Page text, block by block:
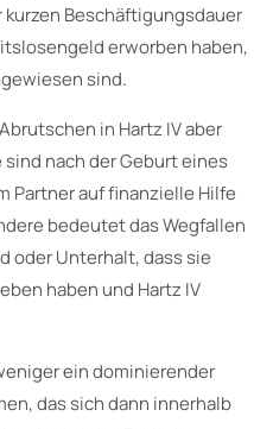
Beschäftigungsdauer
erworben haben,
sind.
in Hartz IV aber
nach der Geburt eines
Partner auf finanzielle Hilfe
bedeutet das Wegfallen
oder Unterhalt, dass sie
haben und Hartz IV
ein dominierender
das sich dann innerhalb